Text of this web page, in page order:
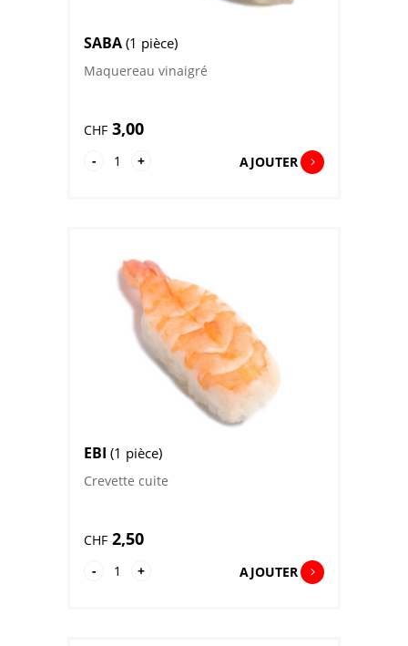
SABA (1 pièce)
Maquereau vinaigré
CHF 3,00
-
quantité
+ AJOUTER
EBI (1 pièce)
Crevette cuite
CHF 2,50
-
quantité
+ AJOUTER